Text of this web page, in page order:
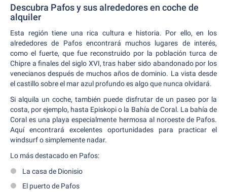
Descubra Pafos y sus alrededores en coche de
alquiler
Esta región tiene una rica cultura e historia. Por ello, en los
alrededores de Pafos encontrará muchos lugares de interés,
como el fuerte, que fue reconstruido por la población turca de
Chipre a finales del siglo XVI, tras haber sido abandonado por los
venecianos después de muchos años de dominio. La vista desde
el castillo sobre el mar azul profundo es algo que nunca olvidará.
Si alquila un coche, también puede disfrutar de un paseo por la
costa, por ejemplo, hasta Episkopi o la Bahía de Coral. La bahía de
Coral es una playa especialmente hermosa al noroeste de Pafos.
Aquí encontrará excelentes oportunidades para practicar el
windsurf o simplemente nadar.
Lo más destacado en Pafos:
La casa de Dionisio
El puerto de Pafos